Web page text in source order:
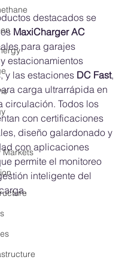
Markets
destacados se
MaxiCharger AC
para garajes
estacionamientos
y las estaciones DC Fast,
carga ultrarrápida en
circulación. Todos los
con certificaciones
diseño galardonado y
con aplicaciones
permite el monitoreo
inteligente del